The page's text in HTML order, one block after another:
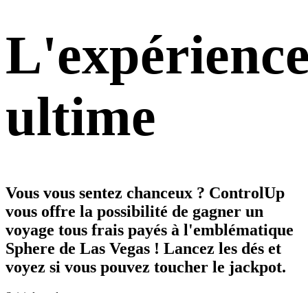
ultime
Vous vous sentez chanceux ? ControlUp
vous offre la possibilité de gagner un
voyage tous frais payés à l'emblématique
Sphere de Las Vegas ! Lancez les dés et
voyez si vous pouvez toucher le jackpot.